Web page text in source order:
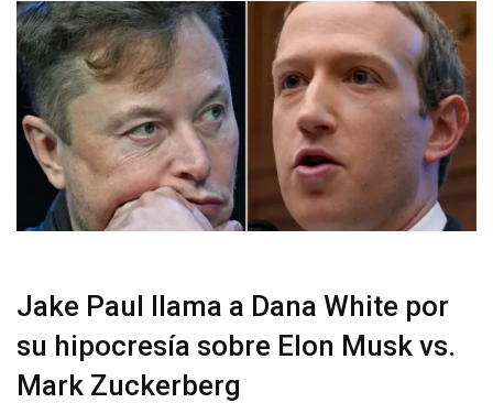
Jake Paul llama a Dana White por
su hipocresía sobre Elon Musk vs.
Mark Zuckerberg